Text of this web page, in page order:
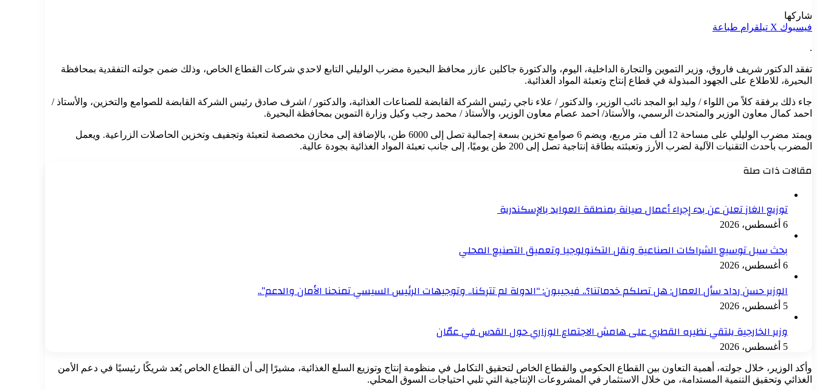
شاركها
فيسبوك ‫X تيلقرام طباعة
.
تفقد الدكتور شريف فاروق، وزير التموين والتجارة الداخلية، اليوم، والدكتورة جاكلين عازر محافظ البحيرة مضرب الوليلي التابع لاحدي شركات القطاع الخاص، وذلك ضمن جولته التفقدية بمحافظة
البحيرة، للاطلاع على الجهود المبذولة في قطاع إنتاج وتعبئة المواد الغذائية.
جاء ذلك برفقة كلاً من اللواء / وليد ابو المجد نائب الوزير، والدكتور / علاء ناجي رئيس الشركة القابضة للصناعات الغذائية، والدكتور / اشرف صادق رئيس الشركة القابضة للصوامع والتخزين، والأستاذ /
احمد كمال معاون الوزير والمتحدث الرسمي، والأستاذ/ احمد عصام معاون الوزير، والأستاذ / محمد رجب وكيل وزارة التموين بمحافظة البحيرة.
ويمتد مضرب الوليلي على مساحة 12 ألف متر مربع، ويضم 6 صوامع تخزين بسعة إجمالية تصل إلى 6000 طن، بالإضافة إلى مخازن مخصصة لتعبئة وتجفيف وتخزين الحاصلات الزراعية. ويعمل
المضرب بأحدث التقنيات الآلية لضرب الأرز وتعبئته بطاقة إنتاجية تصل إلى 200 طن يوميًا، إلى جانب تعبئة المواد الغذائية بجودة عالية.
مقالات ذات صلة
توزيع الغاز تعلن عن بدء إجراء أعمال صيانة بمنطقة العوايد بالإسكندرية
6 أغسطس، 2026
بحث سبل توسيع الشراكات الصناعية ونقل التكنولوجيا وتعميق التصنيع المحلي
6 أغسطس، 2026
الوزير حسن رداد سأل العمال: هل تصلكم خدماتنا؟.. فيجيبون: “الدولة لم تتركنا.. وتوجيهات الرئيس السيسي تمنحنا الأمان والدعم”..
5 أغسطس، 2026
وزير الخارجية يلتقي نظيره القطري على هامش الاجتماع الوزاري حول القدس في عمّان
5 أغسطس، 2026
وأكد الوزير، خلال جولته، أهمية التعاون بين القطاع الحكومي والقطاع الخاص لتحقيق التكامل في منظومة إنتاج وتوزيع السلع الغذائية، مشيرًا إلى أن القطاع الخاص يُعد شريكًا رئيسيًا في دعم الأمن
الغذائي وتحقيق التنمية المستدامة، من خلال الاستثمار في المشروعات الإنتاجية التي تلبي احتياجات السوق المحلي.